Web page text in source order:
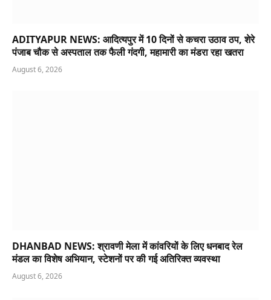
ADITYAPUR NEWS: आदित्यपुर में 10 दिनों से कचरा उठाव ठप, शेरे
पंजाब चौक से अस्पताल तक फैली गंदगी, महामारी का मंडरा रहा खतरा
August 6, 2026
DHANBAD NEWS: श्रावणी मेला में कांवरियों के लिए धनबाद रेल
मंडल का विशेष अभियान, स्टेशनों पर की गई अतिरिक्त व्यवस्था
August 6, 2026